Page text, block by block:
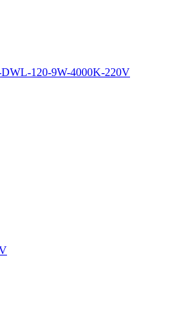
120-9W-4000K-220V